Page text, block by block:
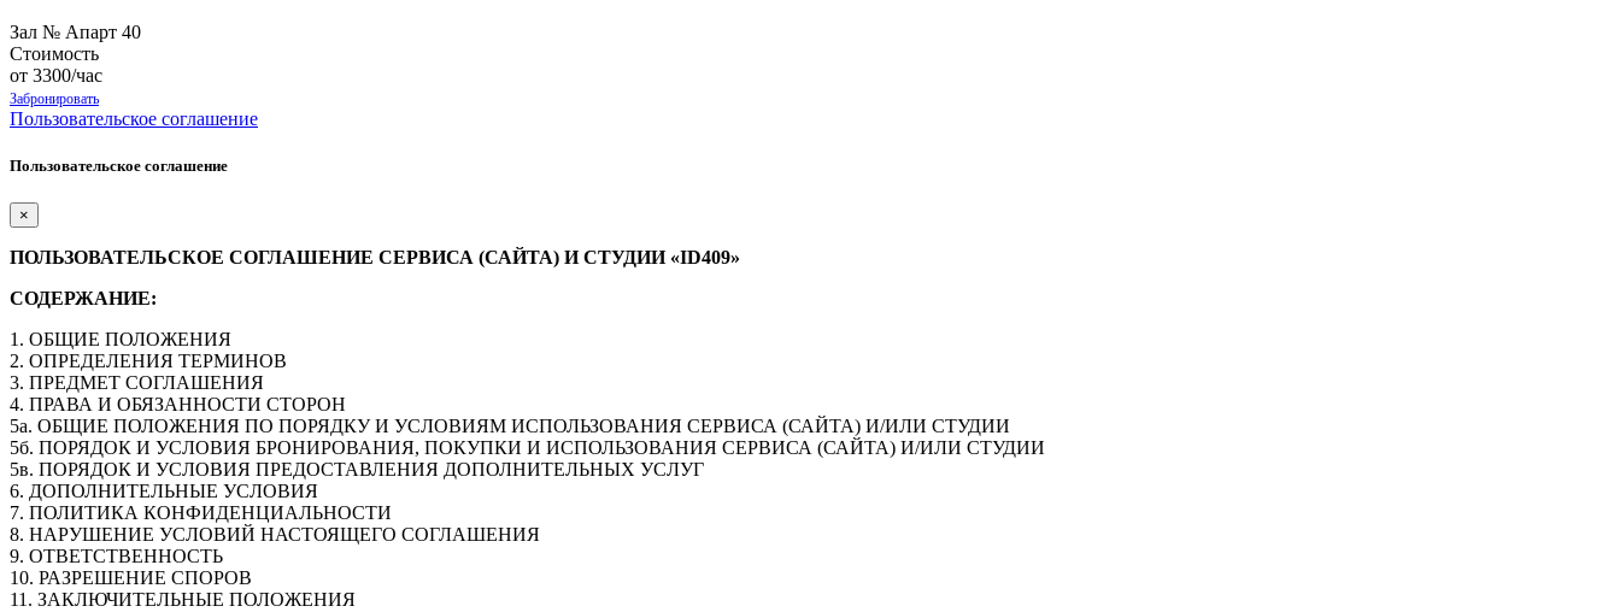
Зал № Апарт 40
Стоимость
от 3300/час
Забронировать
Пользовательское соглашение
Пользовательское соглашение
×
ПОЛЬЗОВАТЕЛЬСКОЕ СОГЛАШЕНИЕ СЕРВИСА (САЙТА) И СТУДИИ «ID409»
СОДЕРЖАНИЕ:
1. ОБЩИЕ ПОЛОЖЕНИЯ
2. ОПРЕДЕЛЕНИЯ ТЕРМИНОВ
3. ПРЕДМЕТ СОГЛАШЕНИЯ
4. ПРАВА И ОБЯЗАННОСТИ СТОРОН
5а. ОБЩИЕ ПОЛОЖЕНИЯ ПО ПОРЯДКУ И УСЛОВИЯМ ИСПОЛЬЗОВАНИЯ СЕРВИСА (САЙТА) И/ИЛИ СТУДИИ
5б. ПОРЯДОК И УСЛОВИЯ БРОНИРОВАНИЯ, ПОКУПКИ И ИСПОЛЬЗОВАНИЯ СЕРВИСА (САЙТА) И/ИЛИ СТУДИИ
5в. ПОРЯДОК И УСЛОВИЯ ПРЕДОСТАВЛЕНИЯ ДОПОЛНИТЕЛЬНЫХ УСЛУГ
6. ДОПОЛНИТЕЛЬНЫЕ УСЛОВИЯ
7. ПОЛИТИКА КОНФИДЕНЦИАЛЬНОСТИ
8. НАРУШЕНИЕ УСЛОВИЙ НАСТОЯЩЕГО СОГЛАШЕНИЯ
9. ОТВЕТСТВЕННОСТЬ
10. РАЗРЕШЕНИЕ СПОРОВ
11. ЗАКЛЮЧИТЕЛЬНЫЕ ПОЛОЖЕНИЯ